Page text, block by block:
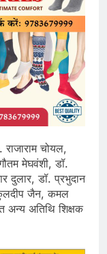
चोयल,
मेघवंशी, डॉ.
दुलार, डॉ. प्रभुदान
जैन, कमल
अन्य अतिथि शिक्षक